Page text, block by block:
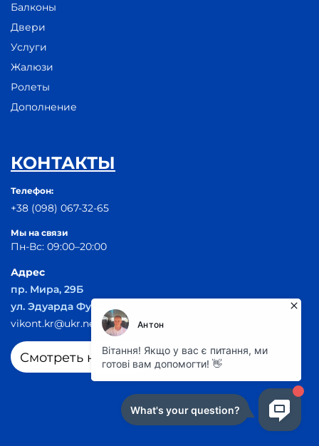
Балконы
Двери
Услуги
Жалюзи
Ролеты
Дополнение
КОНТАКТЫ
Телефон:
+38 (098) 067-32-65
Мы на связи
Пн-Вс: 09:00–20:00
Адрес
пр. Мира, 29Б
ул. Эдуарда Фукса 55
vikont.kr@ukr.net
Смотреть на карте